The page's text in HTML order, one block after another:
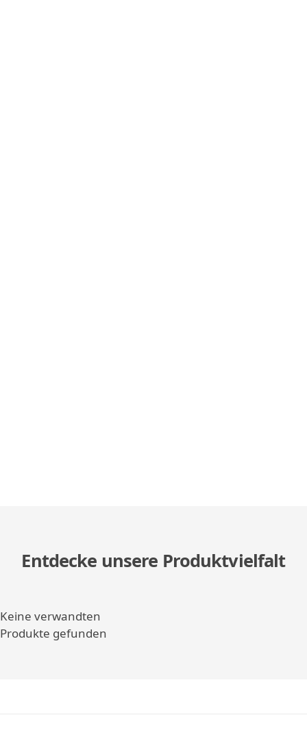
Entdecke unsere Produktvielfalt
Keine verwandten
Produkte gefunden